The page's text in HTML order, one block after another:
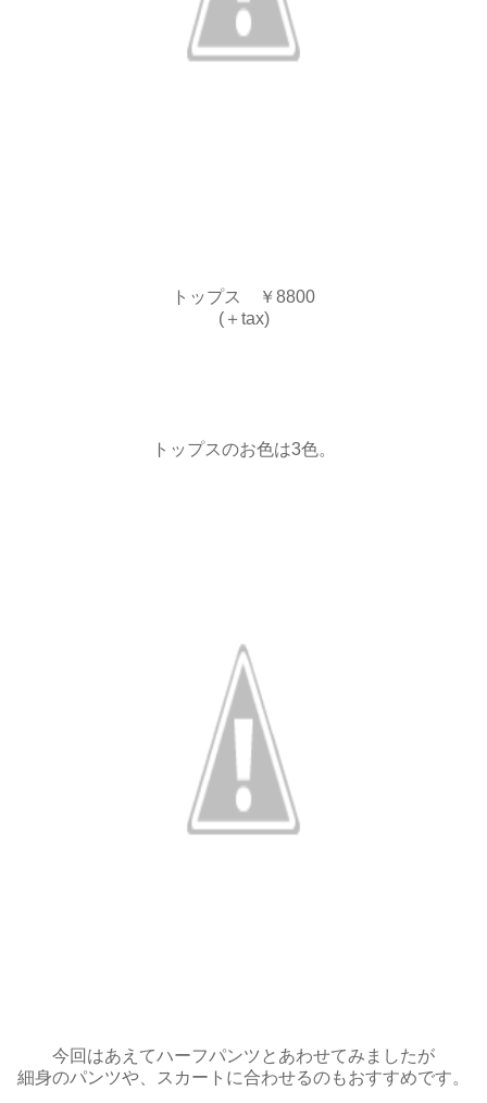
トップス ￥8800
(＋tax)
トップスのお色は3色。
今回はあえてハーフパンツとあわせてみましたが
細身のパンツや、スカートに合わせるのもおすすめです。